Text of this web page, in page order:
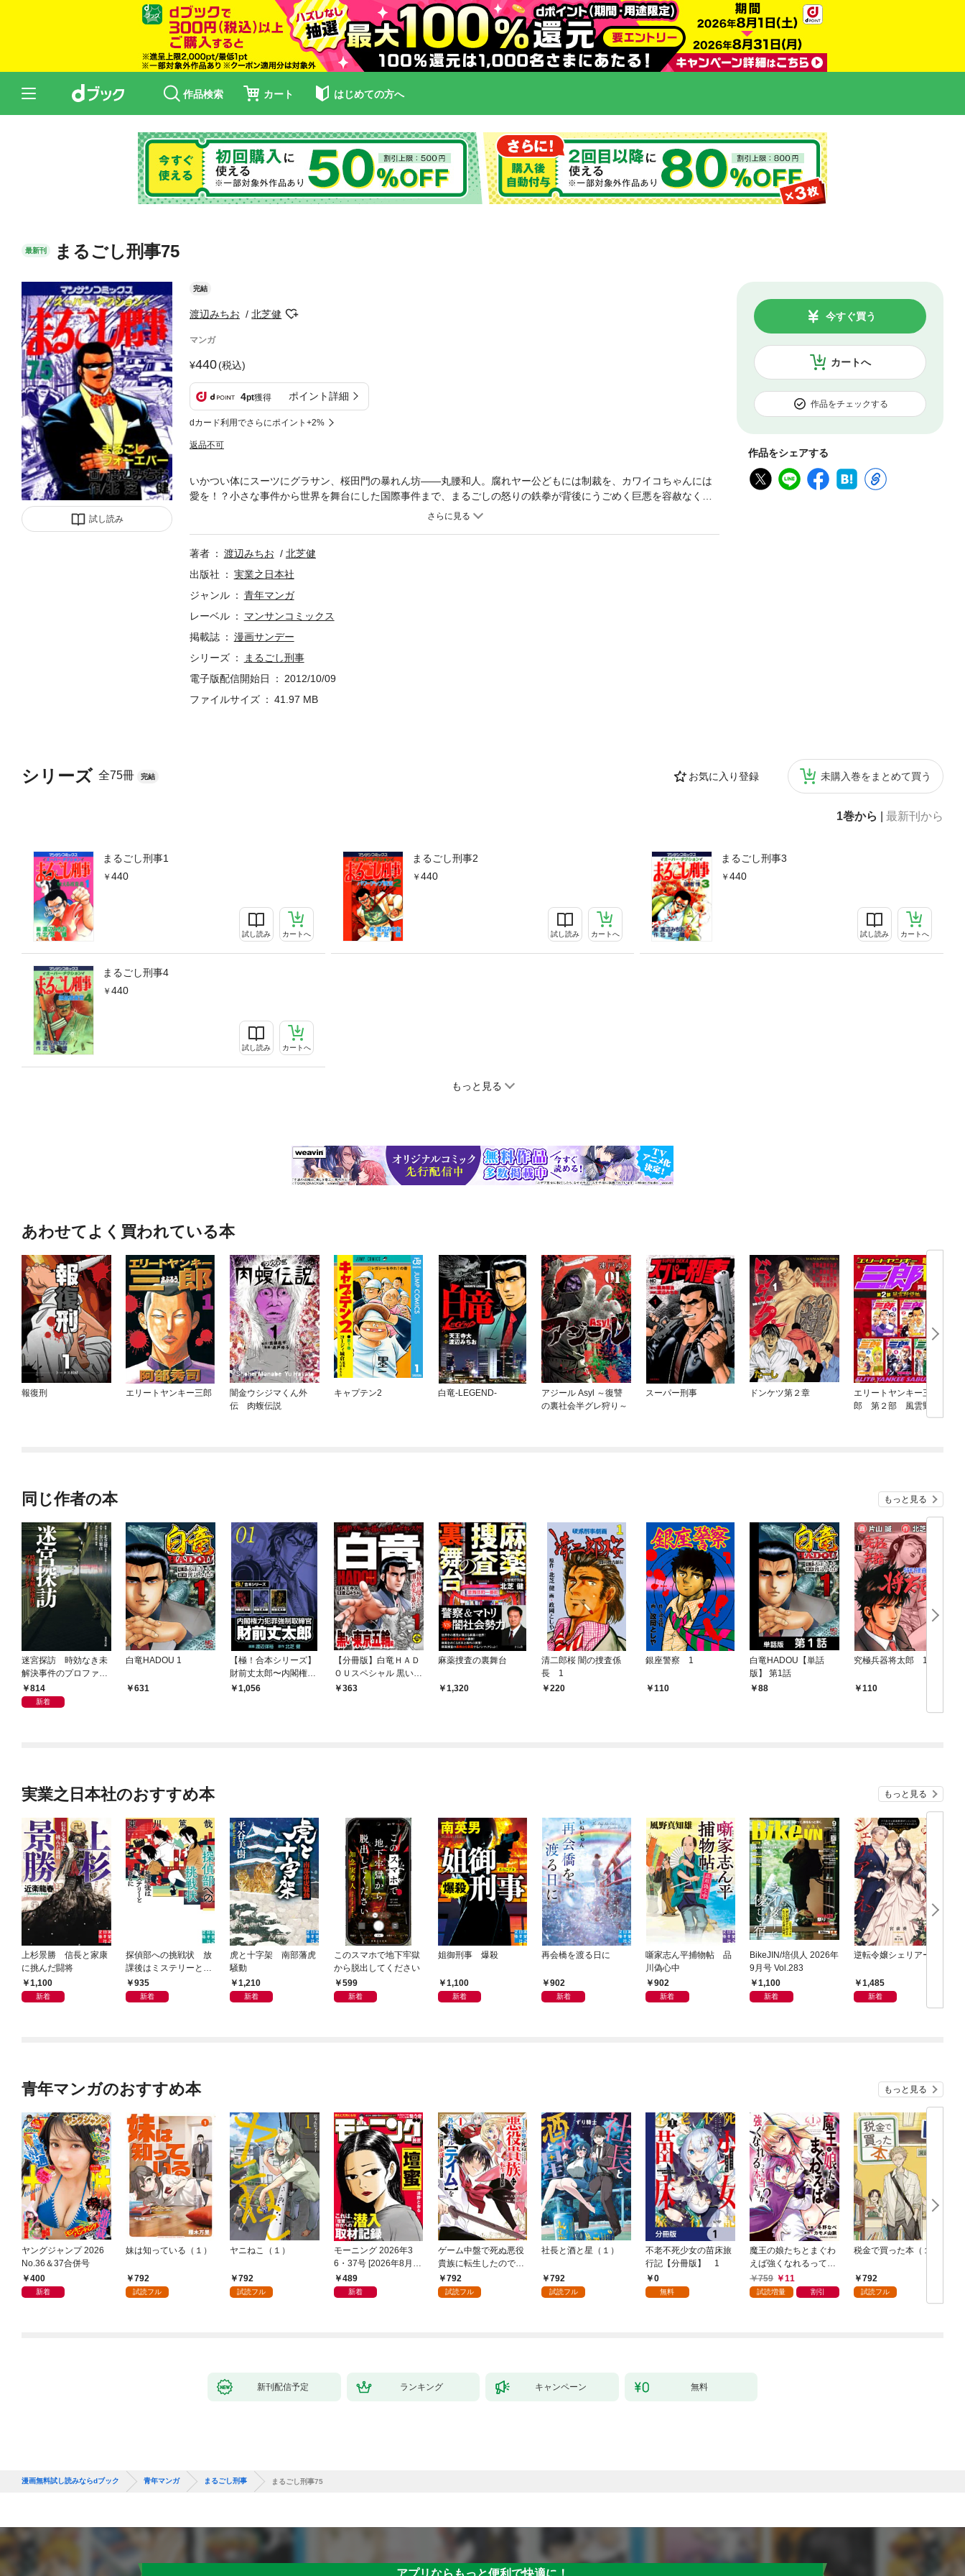
作品検索 カート はじめての方へ
最新刊 まるごし刑事75
試し読み
完結
渡辺みちお 北芝健
マンガ
440(税込)
4pt獲得 ポイント詳細
dカード利用でさらにポイント+2%
返品不可
カートへ
今すぐ買う
作品をチェックする
作品をシェアする
シリーズ 全75冊 完結 お気に入り登録 未購入巻をまとめて買う
1巻から 最新刊から
まるごし刑事1
440
試し読み カートへ
まるごし刑事2
440
試し読み カートへ
まるごし刑事3
440
試し読み カートへ
まるごし刑事4
440
試し読み カートへ
もっと見る
いかつい体にスーツにグラサン、桜田門の暴れん坊――丸腰和人。腐れヤー公どもには制裁を、カワイコちゃんには
愛を！？小さな事件から世界を舞台にした国際事件まで、まるごしの怒りの鉄拳が背後にうごめく巨悪を容赦なくブ
ッ潰す！！五十路次長とタッグを組んで痛快無比のバイオレンスアクション！！
著者 渡辺みちお
北芝健
出版社
実業之日本社
ジャンル
青年マンガ
レーベル
マンサンコミックス
掲載誌
漫画サンデー
シリーズ
まるごし刑事
電子版配信開始日
2012/10/09
ファイルサイズ
41.97 MB
あわせてよく買われている本
報復刑 エリートヤンキー三郎
闇金ウシジマくん外
伝 肉蝮伝説
キャプテン2 白竜-LEGEND-
アジール Asyl ～復讐
の裏社会半グレ狩り～
スーパー刑事 ドンケツ第２章
エリートヤンキー三
郎 第２部 風雲野望
同じ作者の本 もっと見る
迷宮探訪 時効なき未
解決事件のプロファイ
リング
814
新着
白竜HADOU 1
631
【極！合本シリーズ】
財前丈太郎〜内閣権力
犯罪強制取締官〜1巻
1,056
【分冊版】白竜ＨＡＤ
ＯＵスペシャル 黒い東
京五輪 編 1
363
麻薬捜査の裏舞台
1,320
清二郎桜 闇の捜査係
長 1
220
銀座警察 1
110
白竜HADOU【単話
版】 第1話
88
究極兵器将太郎 1
110
実業之日本社のおすすめ本 もっと見る
上杉景勝 信長と家康
に挑んだ闘将
1,100
新着
探偵部への挑戦状 放
課後はミステリーとと
もに 新装版
935
新着
虎と十字架 南部藩虎
騒動
1,210
新着
このスマホで地下牢獄
から脱出してください
599
新着
姐御刑事 爆殺
1,100
新着
再会橋を渡る日に
902
新着
噺家志ん平捕物帖 品
川偽心中
902
新着
BikeJIN/培倶人 2026年
9月号 Vol.283
1,100
新着
逆転令嬢シェリアーネ
1,485
新着
青年マンガのおすすめ本 もっと見る
ヤングジャンプ 2026
No.36＆37合併号
400
新着
妹は知っている（１）
792
試読フル
ヤニねこ（１）
792
試読フル
モーニング 2026年3
6・37号 [2026年8月6
日発売]
489
新着
ゲーム中盤で死ぬ悪役
貴族に転生したので、
外れスキル【テイム】
を駆使して最強を目指
792
試読フル
社長と酒と星（１）
792
試読フル
不老不死少女の苗床旅
行記【分冊版】 1
0
無料
魔王の娘たちとまぐわ
えば強くなれるって本
当ですか？【特典ペー
パー付き】【カラーペ
759 11
試読増量 割引
税金で買った本（１）
792
試読フル
新刊配信予定 ランキング キャンペーン 無料
漫画無料試し読みならdブック 青年マンガ まるごし刑事 まるごし刑事75
アプリならもっと便利で快適に！